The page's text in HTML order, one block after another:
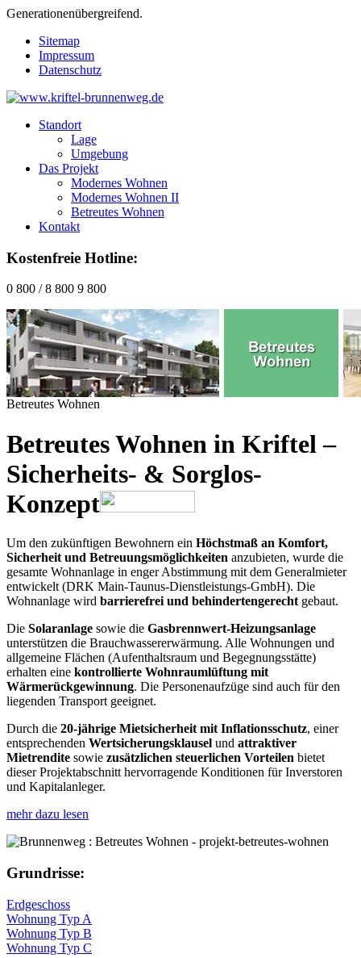
Generationenübergreifend.
Sitemap
Impressum
Datenschutz
Standort
Lage
Umgebung
Das Projekt
Modernes Wohnen
Modernes Wohnen II
Betreutes Wohnen
Kontakt
Kostenfreie Hotline:
0 800 / 8 800 9 800
Betreutes Wohnen
Betreutes Wohnen in Kriftel –
Sicherheits- & Sorglos-
Konzept
Um den zukünftigen Bewohnern ein Höchstmaß an Komfort,
Sicherheit und Betreuungsmöglichkeiten anzubieten, wurde die
gesamte Wohnanlage in enger Abstimmung mit dem Generalmieter
entwickelt (DRK Main-Taunus-Dienstleistungs-GmbH). Die
Wohnanlage wird barrierefrei und behindertengerecht gebaut.
Die Solaranlage sowie die Gasbrennwert-Heizungsanlage
unterstützen die Brauchwassererwärmung. Alle Wohnungen und
allgemeine Flächen (Aufenthaltsraum und Begegnungsstätte)
erhalten eine kontrollierte Wohnraumlüftung mit
Wärmerückgewinnung. Die Personenaufzüge sind auch für den
liegenden Transport geeignet.
Durch die 20-jährige Mietsicherheit mit Inflationsschutz, einer
entsprechenden Wertsicherungsklausel und attraktiver
Mietrendite sowie zusätzlichen steuerlichen Vorteilen bietet
dieser Projektabschnitt hervorragende Konditionen für Inverstoren
und Kapitalanleger.
mehr dazu lesen
Grundrisse:
Erdgeschoss
Wohnung Typ A
Wohnung Typ B
Wohnung Typ C